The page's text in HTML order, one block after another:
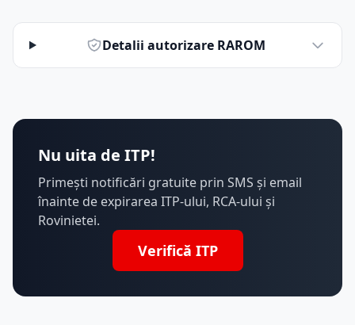
Detalii autorizare RAROM
Nu uita de ITP!
Primești notificări gratuite prin SMS și email
înainte de expirarea ITP-ului, RCA-ului și
Rovinietei.
Verifică ITP